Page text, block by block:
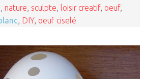
, nature, sculpte, loisir creatif, oeuf,
, DIY, oeuf ciselé